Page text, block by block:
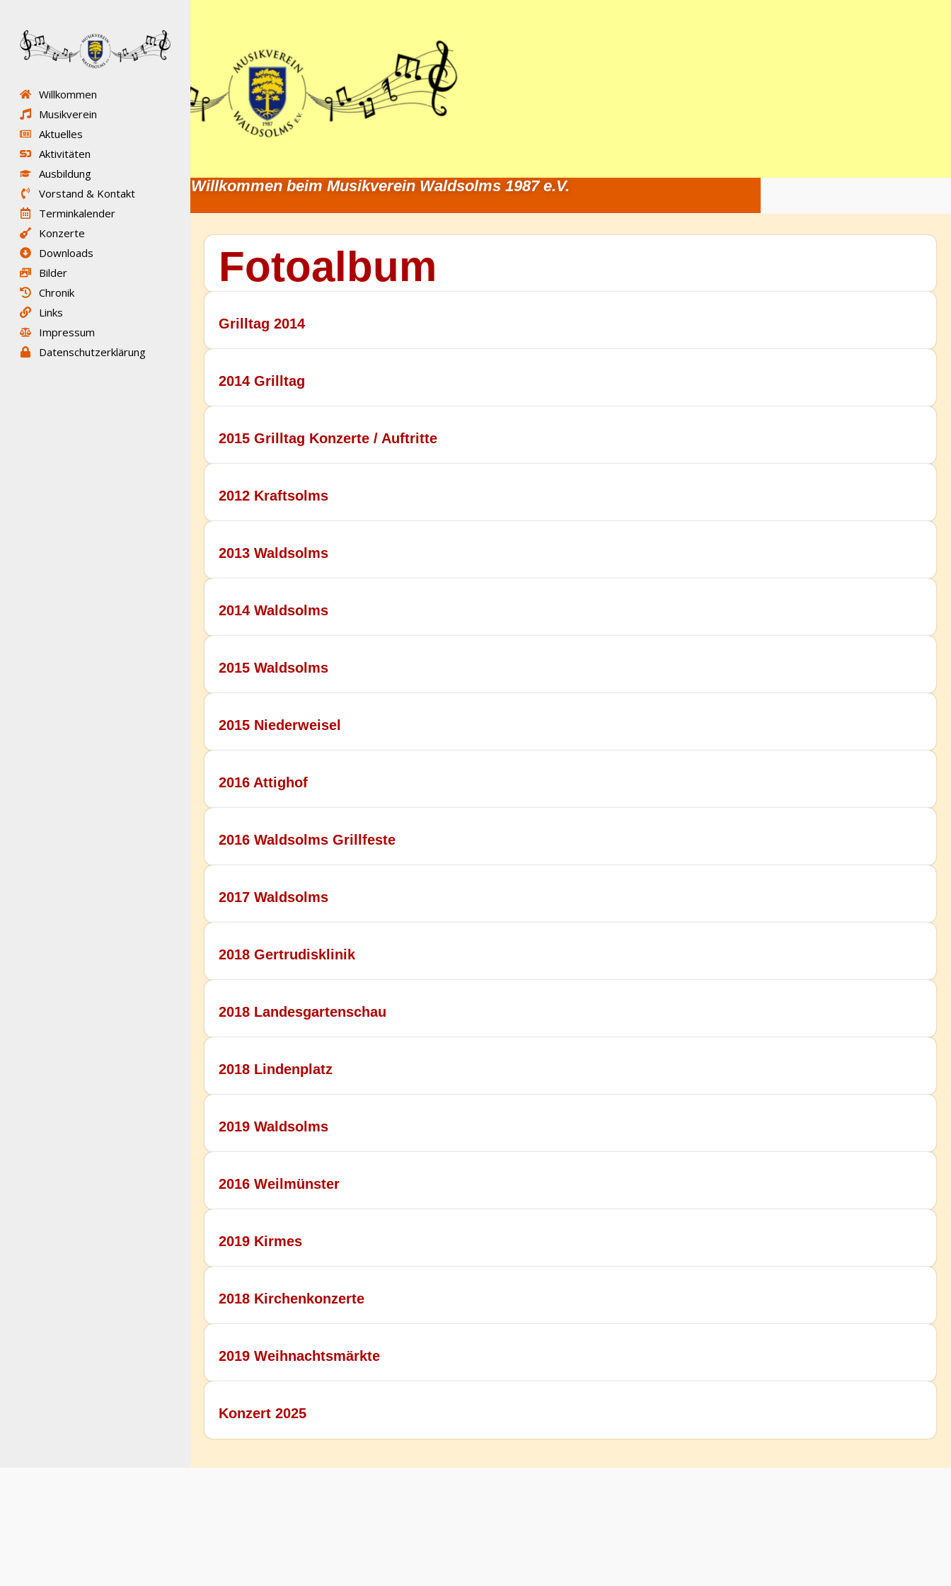
Willkommen beim Musikverein Waldsolms 1987 e.V.
Willkommen
Musikverein
Aktuelles
Aktivitäten
Ausbildung
Vorstand & Kontakt
Terminkalender
Konzerte
Downloads
Bilder
Chronik
Links
Impressum
Datenschutzerklärung
Fotoalbum
Grilltag 2014 ​
2014 Grilltag
2015 Grilltag Konzerte / Auftritte
2012 Kraftsolms
2013 Waldsolms
2014 Waldsolms
2015 Waldsolms
2015 Niederweisel
2016 Attighof
2016 Waldsolms Grillfeste
2017 Waldsolms
2018 Gertrudisklinik
2018 Landesgartenschau
2018 Lindenplatz
2019 Waldsolms
2016 Weilmünster
2019 Kirmes
2018 Kirchenkonzerte
2019 Weihnachtsmärkte
Konzert 2025